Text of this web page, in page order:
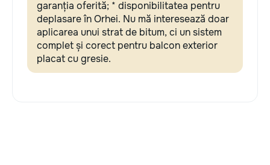
garanția oferită; * disponibilitatea pentru
deplasare în Orhei. Nu mă interesează doar
aplicarea unui strat de bitum, ci un sistem
complet și corect pentru balcon exterior
placat cu gresie.